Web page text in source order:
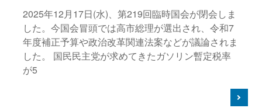
2025年12月17日(水)、第219回臨時国会が閉会しま
した。今国会冒頭では高市総理が選出され、令和7
年度補正予算や政治改革関連法案などが議論されま
した。 国民民主党が求めてきたガソリン暫定税率
が5